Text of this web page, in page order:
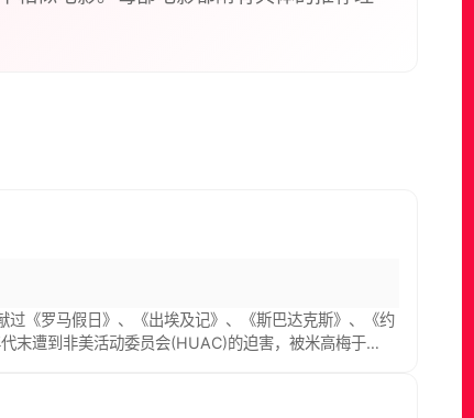
《罗马假日》、《出埃及记》、《斯巴达克斯》、《约
末遭到非美活动委员会(HUAC)的迫害，被米高梅于
特朗勃才走出迫害，他的编剧才华才得以重见天日。